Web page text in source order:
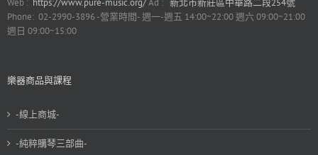
Web : https://www.pure-music.org/Ad : 新北市新莊區中華路二段254號
Phone: 02-2990-3896 -營業時間- 週一-週五 14:00~22:00 週六 09:00~21:00
週日 09:00~15:00
樂器商品與課程
-線上商城-
-純粹購琴三部曲-